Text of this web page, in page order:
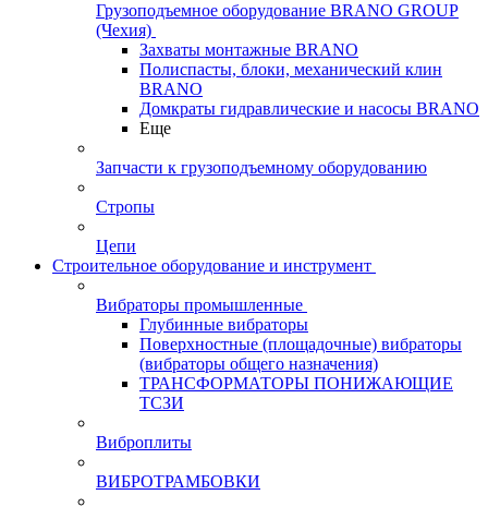
Грузоподъемное оборудование BRANO GROUP
(Чехия)
Захваты монтажные BRANO
Полиспасты, блоки, механический клин
BRANO
Домкраты гидравлические и насосы BRANO
Еще
Запчасти к грузоподъемному оборудованию
Стропы
Цепи
Строительное оборудование и инструмент
Вибраторы промышленные
Глубинные вибраторы
Поверхностные (площадочные) вибраторы
(вибраторы общего назначения)
ТРАНСФОРМАТОРЫ ПОНИЖАЮЩИЕ
ТСЗИ
Виброплиты
ВИБРОТРАМБОВКИ